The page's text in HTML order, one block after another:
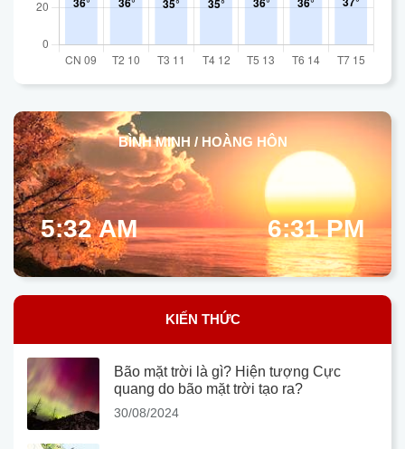
BÌNH MINH / HOÀNG HÔN
5:32 AM 6:31 PM
KIẾN THỨC
Bão mặt trời là gì? Hiện tượng Cực
quang do bão mặt trời tạo ra?
30/08/2024